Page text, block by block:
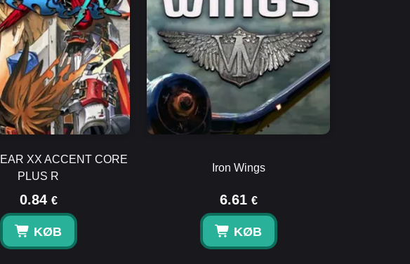
XX ACCENT CORE
PLUS R
0.84 €
KØB
Iron Wings
6.61 €
KØB